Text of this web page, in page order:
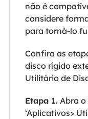
não é
considere
para torná-lo
Confira as
disco rígido
Utilitário de
Etapa 1.Abra o
‘Aplicativos>